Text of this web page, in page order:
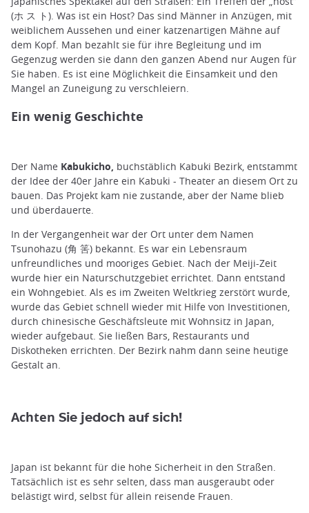
(ホ ス ト). Was ist ein Host? Das sind Männer in Anzügen, mit
weiblichem Aussehen und einer katzenartigen Mähne auf
dem Kopf. Man bezahlt sie für ihre Begleitung und im
Gegenzug werden sie dann den ganzen Abend nur Augen für
Sie haben. Es ist eine Möglichkeit die Einsamkeit und den
Mangel an Zuneigung zu verschleiern.
Ein wenig Geschichte
Der Name Kabukicho, buchstäblich Kabuki Bezirk, entstammt
der Idee der 40er Jahre ein Kabuki - Theater an diesem Ort zu
bauen. Das Projekt kam nie zustande, aber der Name blieb
und überdauerte.
In der Vergangenheit war der Ort unter dem Namen
Tsunohazu (角 筈) bekannt. Es war ein Lebensraum
unfreundliches und mooriges Gebiet. Nach der Meiji-Zeit
wurde hier ein Naturschutzgebiet errichtet. Dann entstand
ein Wohngebiet. Als es im Zweiten Weltkrieg zerstört wurde,
wurde das Gebiet schnell wieder mit Hilfe von Investitionen,
durch chinesische Geschäftsleute mit Wohnsitz in Japan,
wieder aufgebaut. Sie ließen Bars, Restaurants und
Diskotheken errichten. Der Bezirk nahm dann seine heutige
Gestalt an.
Achten Sie jedoch auf sich!
Japan ist bekannt für die hohe Sicherheit in den Straßen.
Tatsächlich ist es sehr selten, dass man ausgeraubt oder
belästigt wird, selbst für allein reisende Frauen.